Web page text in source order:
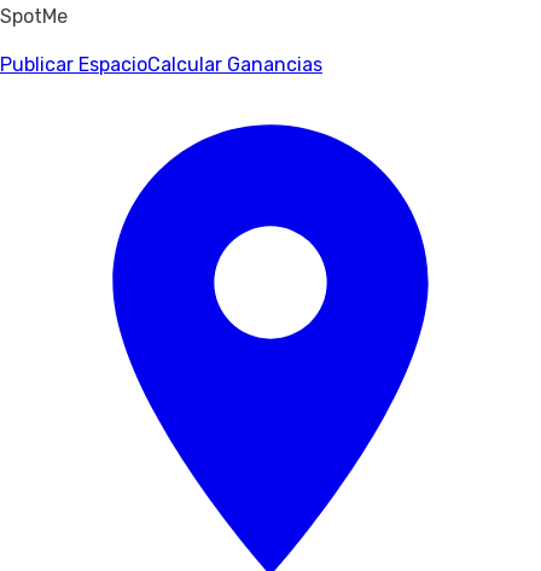
SpotMe
Publicar EspacioCalcular Ganancias